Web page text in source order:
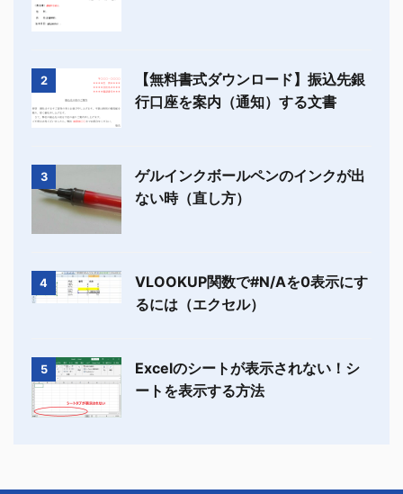
2
【無料書式ダウンロード】振込先銀
行口座を案内（通知）する文書
3
ゲルインクボールペンのインクが出
ない時（直し方）
4
VLOOKUP関数で#N/Aを0表示にす
るには（エクセル）
5
Excelのシートが表示されない！シ
ートを表示する方法